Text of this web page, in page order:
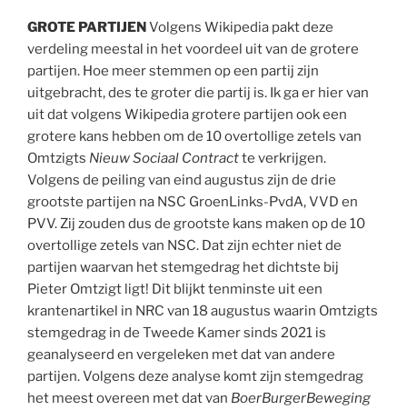
GROTE PARTIJENVolgens Wikipedia pakt deze
verdeling meestal in het voordeel uit van de grotere
partijen. Hoe meer stemmen op een partij zijn
uitgebracht, des te groter die partij is. Ik ga er hier van
uit dat volgens Wikipedia grotere partijen ook een
grotere kans hebben om de 10 overtollige zetels van
Omtzigts Nieuw Sociaal Contractte verkrijgen.
Volgens de peiling van eind augustus zijn de drie
grootste partijen na NSC GroenLinks-PvdA, VVD en
PVV. Zij zouden dus de grootste kans maken op de 10
overtollige zetels van NSC. Dat zijn echter niet de
partijen waarvan het stemgedrag het dichtste bij
Pieter Omtzigt ligt! Dit blijkt tenminste uit een
krantenartikel in NRC van 18 augustus waarin Omtzigts
stemgedrag in de Tweede Kamer sinds 2021 is
geanalyseerd en vergeleken met dat van andere
partijen. Volgens deze analyse komt zijn stemgedrag
het meest overeen met dat van BoerBurgerBeweging